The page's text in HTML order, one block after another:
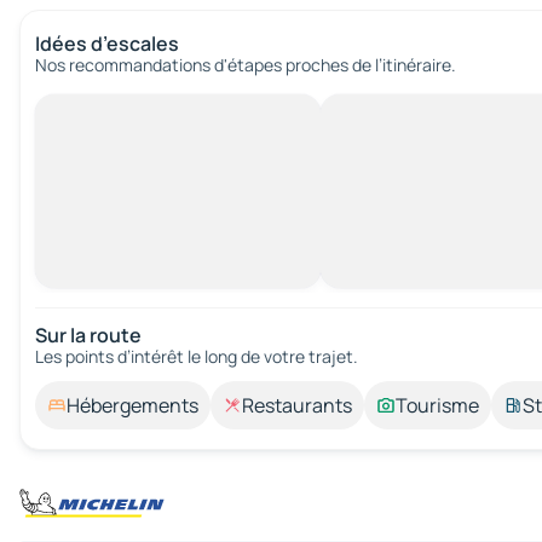
Idées d’escales
Nos recommandations d'étapes proches de l’itinéraire.
Sur la route
Les points d’intérêt le long de votre trajet.
Hébergements Restaurants Tourisme